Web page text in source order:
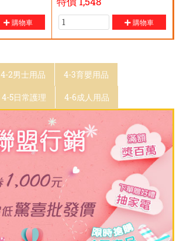
購物車 購物車
4-2男士用品 4-3育嬰用品
4-5日常護理 4-6成人用品